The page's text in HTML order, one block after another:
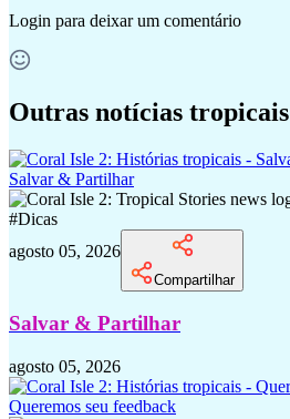
Login para deixar um comentário
Outras notícias tropicais
Salvar & Partilhar
#Dicas
agosto 05, 2026
Compartilhar
Salvar & Partilhar
agosto 05, 2026
Queremos seu feedback